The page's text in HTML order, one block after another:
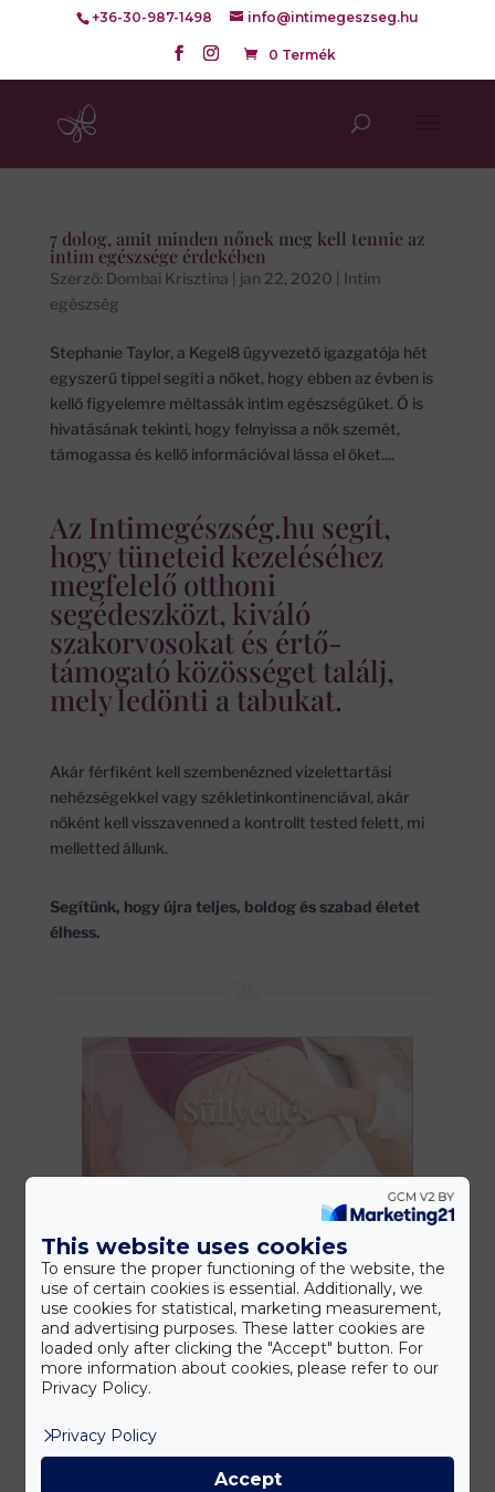
+36-30-987-1498 info@intimegeszseg.hu
0 Termék
7 dolog, amit minden nőnek meg kell tennie az
intim egészsége érdekében
Szerző: Dombai Krisztina jan 22, 2020
Intim
egészség
Stephanie Taylor, a Kegel8 ügyvezető igazgatója hét
egyszerű tippel segíti a nőket, hogy ebben az évben is
kellő figyelemre méltassák intim egészségüket. Ő is
hivatásának tekinti, hogy felnyissa a nők szemét,
támogassa és kellő információval lássa el őket....
Az Intimegészség.hu segít,
hogy tüneteid kezeléséhez
megfelelő otthoni
segédeszközt, kiváló
szakorvosokat és értő-
támogató közösséget találj,
mely ledönti a tabukat.
Akár férfiként kell szembenézned vizelettartási
nehézségekkel vagy székletinkontinenciával, akár
nőként kell visszavenned a kontrollt tested felett, mi
melletted állunk.
Segítünk, hogy újra teljes, boldog és szabad életet
élhess.
This website uses cookies
To ensure the proper functioning of the website, the
use of certain cookies is essential. Additionally, we
use cookies for statistical, marketing measurement,
and advertising purposes. These latter cookies are
loaded only after clicking the "Accept" button. For
more information about cookies, please refer to our
Privacy Policy.
Privacy Policy
Accept